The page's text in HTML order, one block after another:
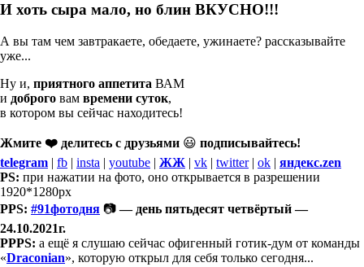
И хоть сыра мало, но блин ВКУСНО!!!
А вы там чем завтракаете, обедаете, ужинаете? рассказывайте
уже...
Ну и, приятного аппетита ВАМ
и доброго вам времени суток,
в котором вы сейчас находитесь!
Жмите ❤️ делитесь с друзьями 😃 подписывайтесь!
telegram | fb | insta | youtube | ЖЖ | vk | twitter| ok | яндекс.zen
PS: при нажатии на фото, оно открывается в разрешении
1920*1280px
PPS: #91фотодня 📷— день пятьдесят четвёртый —
24.10.2021г.
PPPS: а ещё я слушаю сейчас офигенный готик-дум от команды
«Draconian», которую открыл для себя только сегодня...